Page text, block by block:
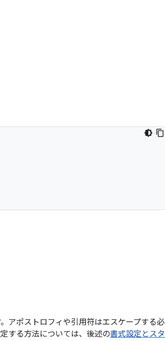
アポストロフィや引用符はエスケープする必
する方法については、後述の書式設定とスタ